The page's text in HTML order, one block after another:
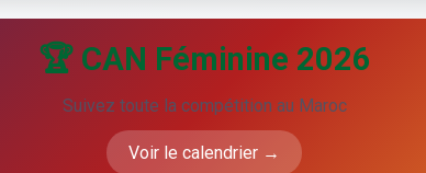
🏆 CAN Féminine 2026
Suivez toute la compétition au Maroc
Voir le calendrier →